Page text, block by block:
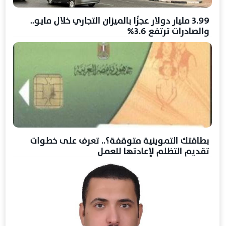
3.99 مليار دولار عجزًا بالميزان التجاري خلال مايو..
والصادرات ترتفع 3.6%
بطاقتك التموينية متوقفة؟.. تعرف على خطوات
تقديم التظلم لإعادتها للعمل